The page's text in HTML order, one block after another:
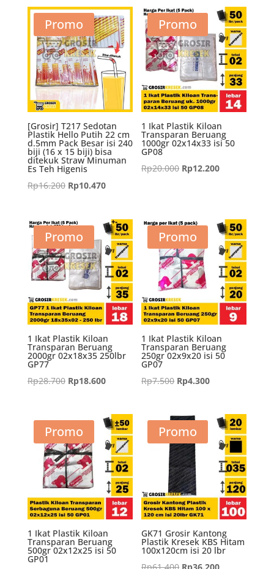
adalah:
Rp13.500.
ini
adalah:
Rp8.100.
Rp13.500.
ini
adalah:
Rp8.100.
Promo
[Grosir] T217 Sedotan
Plastik Hello Putih 22 cm
d.5mm Pack Besar isi 240
biji (16 x 15 biji) bisa
ditekuk Straw Minuman
Es Teh Higenis
Rp16.200 Harga
Rp16.200.
Rp10.470Harga
ini
adalah:
Rp10.470.
Promo
1 Ikat Plastik Kiloan
Transparan Beruang
1000gr 02x14x33 isi 50
GP08
Rp20.000 Harga
Rp12.200Harga
Rp12.200.
Promo
1 Ikat Plastik Kiloan
Transparan Beruang
2000gr 02x18x35 250lbr
GP77
Rp28.700 Harga
Rp28.700.
Rp18.600Harga
ini
adalah:
Rp18.600.
Promo
1 Ikat Plastik Kiloan
Transparan Beruang
250gr 02x9x20 isi 50
GP07
Rp7.500 Harga
Rp7.500.
Rp4.300Harga
adalah:
Rp4.300.
Promo
1 Ikat Plastik Kiloan
Transparan Beruang
500gr 02x12x25 isi 50
GP01
Promo
GK71 Grosir Kantong
Plastik Kresek KBS Hitam
100x120cm isi 20 lbr
Harga Harga